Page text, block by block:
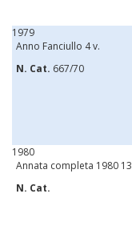
1979
Anno Fanciullo 4 v.
N. Cat. 667/70
1980
Annata completa 1980
N. Cat.